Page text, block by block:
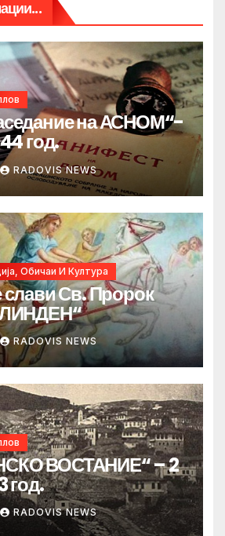
на АСНОМ“-
год.
RADOVIS NEWS
Обичаи И Култура
слави Св. Пророк
RADOVIS NEWS
ВОСТАНИЕ“ – 2
год.
RADOVIS NEWS